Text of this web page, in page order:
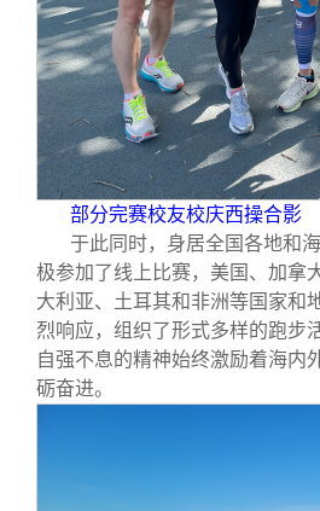
部分完赛校友校庆西操合影
于此同时，身居全国各地和
极参加了线上比赛，美国、加拿
大利亚、土耳其和非洲等国家和
烈响应，组织了形式多样的跑步
自强不息的精神始终激励着海内
砺奋进。